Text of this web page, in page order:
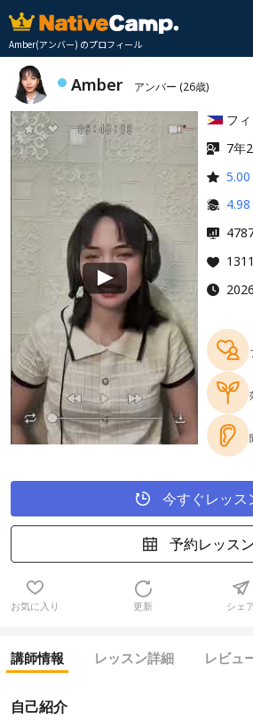
Amber(アンバー) のプロフィール
Amber アンバー (26歳)
フ
7年
5.00
4.98
今すぐレッス
予約レッスン
お気に入り 更新 シェ
講師情報 レッスン詳細 レビュ
自己紹介